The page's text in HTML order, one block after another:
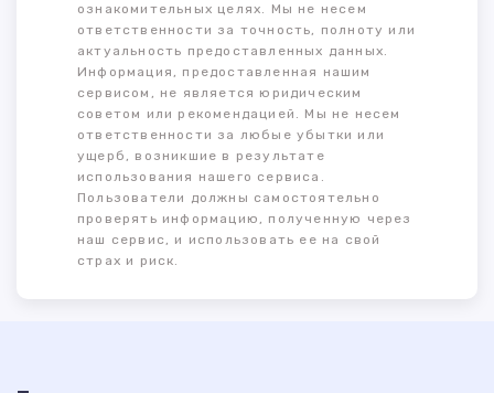
ознакомительных целях. Мы не несем
ответственности за точность, полноту или
актуальность предоставленных данных.
Информация, предоставленная нашим
сервисом, не является юридическим
советом или рекомендацией. Мы не несем
ответственности за любые убытки или
ущерб, возникшие в результате
использования нашего сервиса.
Пользователи должны самостоятельно
проверять информацию, полученную через
наш сервис, и использовать ее на свой
страх и риск.